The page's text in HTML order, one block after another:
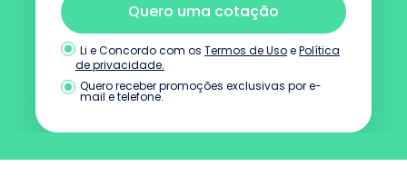
Quero uma cotação
Li e Concordo com os Termos de UsoePolítica
de privacidade.
Quero receber promoções exclusivas por e-
mail e telefone.